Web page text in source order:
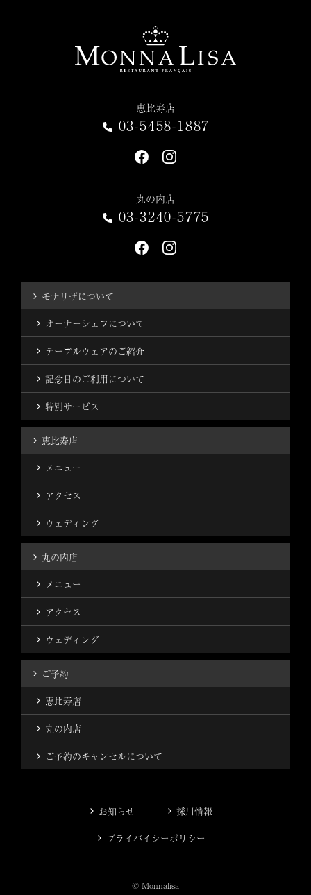
恵比寿店
03-5458-1887
丸の内店
03-3240-5775
モナリザについて
オーナーシェフについて
テーブルウェアのご紹介
記念日のご利用について
特別サービス
恵比寿店
メニュー
アクセス
ウェディング
丸の内店
メニュー
アクセス
ウェディング
ご予約
恵比寿店
丸の内店
ご予約のキャンセルについて
お知らせ 採用情報
プライバイシーポリシー
© Monnalisa